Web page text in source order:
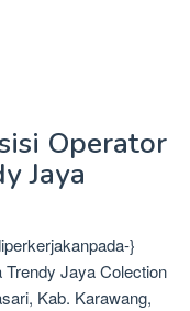
Operator
Jaya
}
Jaya Colection
Kab. Karawang,